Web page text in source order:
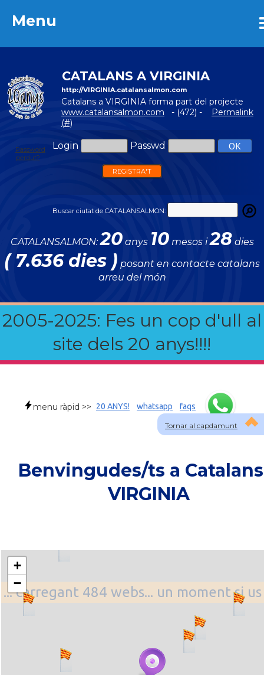
Menu
CATALANS A VIRGINIA
http://VIRGINIA.catalansalmon.com
Catalans a VIRGINIA forma part del projecte
www.catalansalmon.com - (472) - Permalink
(#)
Login Passwd
Password
perdut?
REGISTRA'T
Buscar ciutat de CATALANSALMON:
CATALANSALMON:20anys 10mesos i28 dies
( 7.636 dies ) posant en contacte catalans
arreu del món
2005-2025: Fes un cop d'ull al
site dels 20 anys!!!!
Menu
Tornar al capdamunt
menu ràpid >> 20 ANYS! whatsapp faqs
Benvingudes/ts a
VIRGINIA
... carregant 484 webs... un moment si
+
−